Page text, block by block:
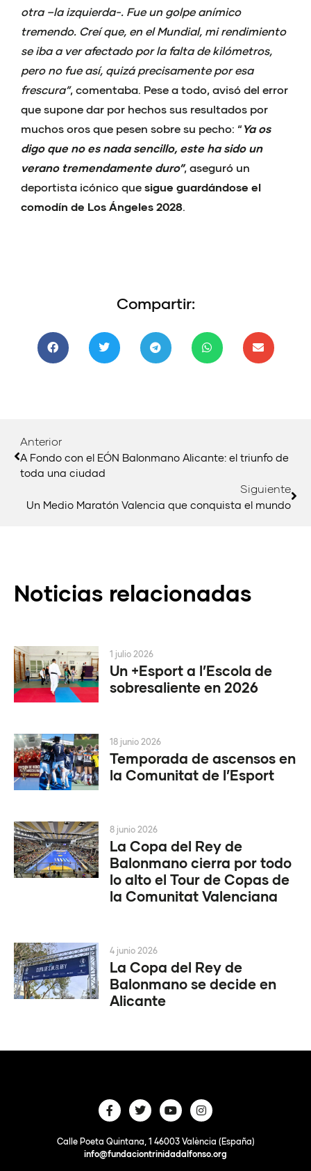
otra –la izquierda-. Fue un golpe anímico
tremendo. Creí que, en el Mundial, mi rendimiento
se iba a ver afectado por la falta de kilómetros,
pero no fue así, quizá precisamente por esa
frescura”, comentaba. Pese a todo, avisó del error
que supone dar por hechos sus resultados por
muchos oros que pesen sobre su pecho: “ Ya os
digo que no es nada sencillo, este ha sido un
verano tremendamente duro”, aseguró un
deportista icónico que sigue guardándose el
comodín de Los Ángeles 2028
Compartir:
Anterior
A Fondo con el EÓN Balonmano Alicante: el triunfo de
toda una ciudad
Siguiente
Un Medio Maratón Valencia que conquista el mundo
Noticias relacionadas
Un +Esport a l’Escola de
sobresaliente en 2026
1 julio 2026
Temporada de ascensos en
la Comunitat de l’Esport
18 junio 2026
La Copa del Rey de
Balonmano cierra por todo
lo alto el Tour de Copas de
la Comunitat Valenciana
8 junio 2026
La Copa del Rey de
Balonmano se decide en
Alicante
4 junio 2026
Calle Poeta Quintana, 1 46003 València (España)
info@fundaciontrinidadalfonso.org